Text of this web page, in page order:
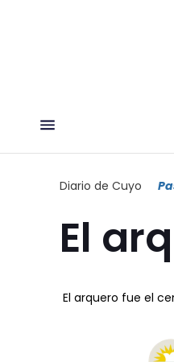
Diario de Cuyo
El
El arquero fue el